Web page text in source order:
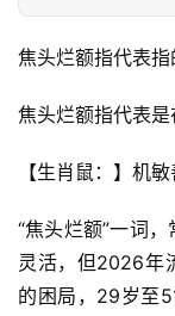
焦头烂额指代表
焦头烂额指代表
【生肖鼠：】机
“焦头烂额”一词
灵活，但2026年
的困局，29岁至